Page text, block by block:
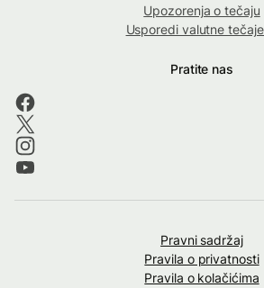
Upozorenja o tečaju
Usporedi valutne
Pratite nas
Pravni sadržaj
Pravila o privatnosti
Pravila o kolačićima